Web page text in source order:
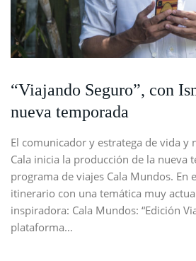
“Viajando Seguro”, con
nueva temporada
El comunicador y estratega de vida y
Cala inicia la producción de la nueva
programa de viajes Cala Mundos. En
itinerario con una temática muy
inspiradora: Cala Mundos: “Edición
plataforma…